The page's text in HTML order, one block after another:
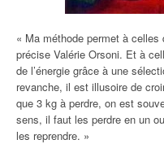
« Ma méthode permet à
précise Valérie Orsoni. Et à
de l’énergie grâce à une
revanche, il est illusoire de
que 3 kg à perdre, on est
sens, il faut les perdre en un
les reprendre. »